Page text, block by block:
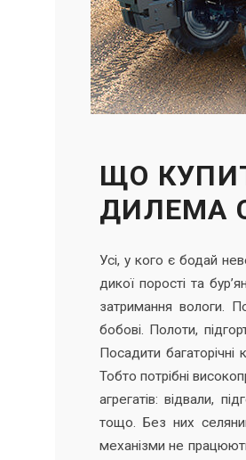
ЩО
ДИЛЕМА
Усі, у кого є бодай
дикої порості та
затримання вологи.
бобові. Полоти,
Посадити
Тобто потрібні
агрегатів: відвали,
тощо. Без них
механізми не